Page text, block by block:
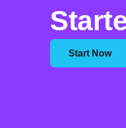
Start Now